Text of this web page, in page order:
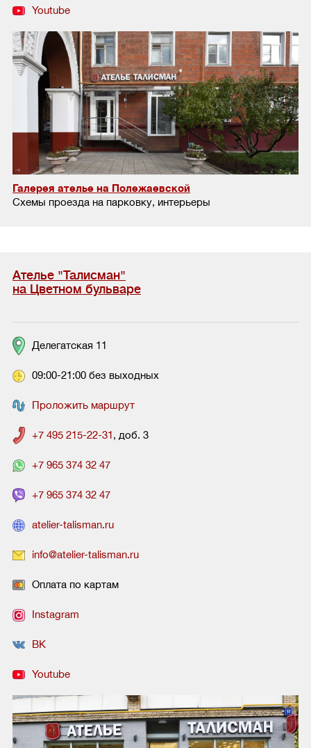
Youtube
Галерея ателье на Полежаевской
Схемы проезда на парковку, интерьеры
Ателье "Талисман"
на Цветном бульваре
Делегатская 11
09:00-21:00 без выходных
Проложить маршрут
+7 495 215-22-31, доб. 3
+7 965 374 32 47
+7 965 374 32 47
atelier-talisman.ru
info@atelier-talisman.ru
Оплата по картам
Instagram
ВК
Youtube